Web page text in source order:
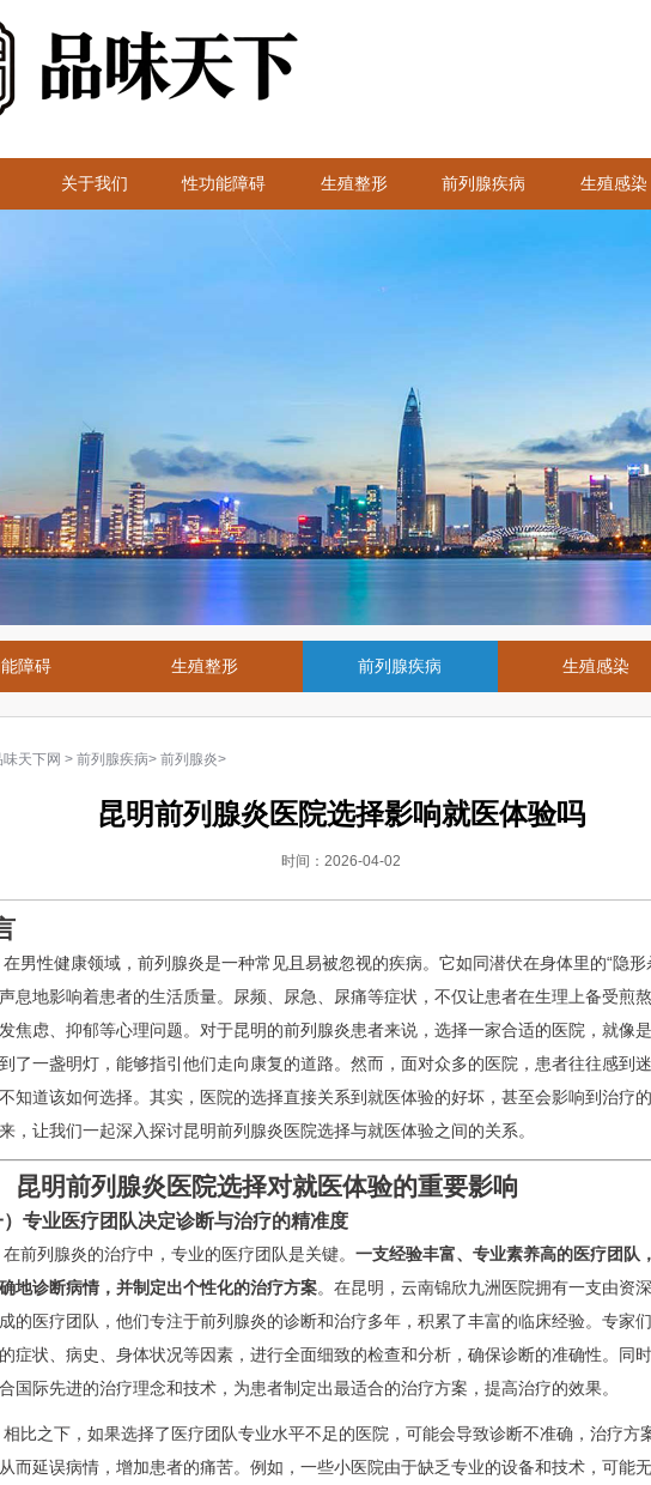
关于我们 性功能障碍 生殖整形 前列腺疾病 生殖感染
障碍 生殖整形 前列腺疾病 生殖感染
味天下网 > 前列腺疾病> 前列腺炎>
昆明前列腺炎医院选择影响就医体验吗
时间：2026-04-02
在男性健康领域，前列腺炎是一种常见且易被忽视的疾病。它如同潜伏在身体里的“隐形
息地影响着患者的生活质量。尿频、尿急、尿痛等症状，不仅让患者在生理上备受煎
焦虑、抑郁等心理问题。对于昆明的前列腺炎患者来说，选择一家合适的医院，就像
了一盏明灯，能够指引他们走向康复的道路。然而，面对众多的医院，患者往往感到
知道该如何选择。其实，医院的选择直接关系到就医体验的好坏，甚至会影响到治疗的
，让我们一起深入探讨昆明前列腺炎医院选择与就医体验之间的关系。
昆明前列腺炎医院选择对就医体验的重要影响
）专业医疗团队决定诊断与治疗的精准度
在前列腺炎的治疗中，专业的医疗团队是关键。 一支经验丰富、专业素养高的医疗团队
地诊断病情，并制定出个性化的治疗方案。在昆明，云南锦欣九洲医院拥有一支由资
的医疗团队，他们专注于前列腺炎的诊断和治疗多年，积累了丰富的临床经验。专家
症状、病史、身体状况等因素，进行全面细致的检查和分析，确保诊断的准确性。同
国际先进的治疗理念和技术，为患者制定出最适合的治疗方案，提高治疗的效果。
相比之下，如果选择了医疗团队专业水平不足的医院，可能会导致诊断不准确，治疗方
而延误病情，增加患者的痛苦。例如，一些小医院由于缺乏专业的设备和技术，可能